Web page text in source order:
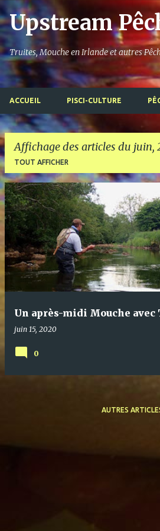
Accéder au contenu
Upstream
Truites, Mouche en Irlande et autres
ACCUEIL PISCI-CULTURE
Affichage des articles du juin,
TOUT AFFICHER
A
r
t
i
c
Un après-midi Mouche avec
juin 15, 2020
0
AUTRES